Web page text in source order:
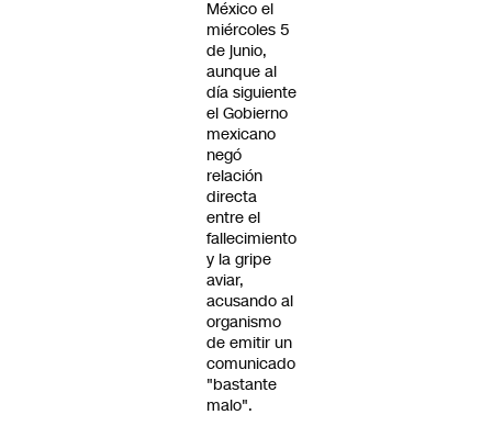
México el
miércoles 5
de junio,
aunque al
día siguiente
el Gobierno
mexicano
negó
relación
directa
entre el
fallecimiento
y la gripe
aviar,
acusando al
organismo
de emitir un
comunicado
"bastante
malo".